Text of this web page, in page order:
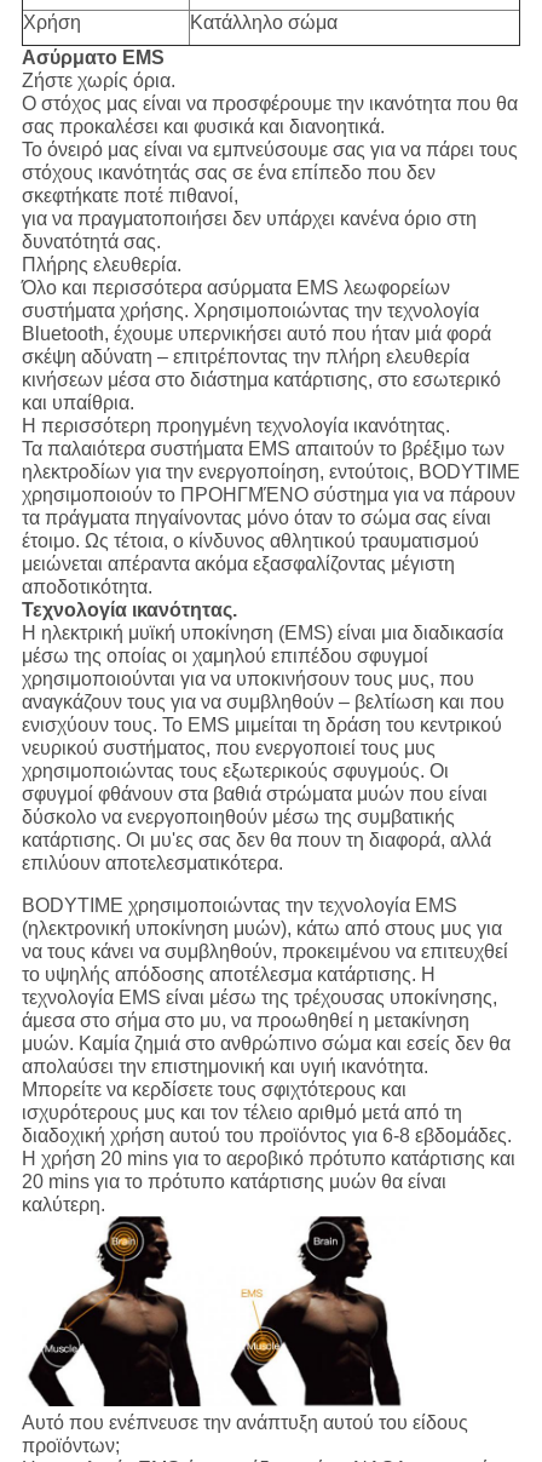
Χρήση
Κατάλληλο σώμα
Ασύρματο EMS
Ζήστε χωρίς όρια.
Ο στόχος μας είναι να προσφέρουμε την ικανότητα που θα
σας προκαλέσει και φυσικά και διανοητικά.
Το όνειρό μας είναι να εμπνεύσουμε σας για να πάρει τους
στόχους ικανότητάς σας σε ένα επίπεδο που δεν
σκεφτήκατε ποτέ πιθανοί,
για να πραγματοποιήσει δεν υπάρχει κανένα όριο στη
δυνατότητά σας.
Πλήρης ελευθερία.
Όλο και περισσότερα ασύρματα EMS λεωφορείων
συστήματα χρήσης. Χρησιμοποιώντας την τεχνολογία
Bluetooth, έχουμε υπερνικήσει αυτό που ήταν μιά φορά
σκέψη αδύνατη – επιτρέποντας την πλήρη ελευθερία
κινήσεων μέσα στο διάστημα κατάρτισης, στο εσωτερικό
και υπαίθρια.
Η περισσότερη προηγμένη τεχνολογία ικανότητας.
Τα παλαιότερα συστήματα EMS απαιτούν το βρέξιμο των
ηλεκτροδίων για την ενεργοποίηση, εντούτοις, BODYTIME
χρησιμοποιούν το ΠΡΟΗΓΜΈΝΟ σύστημα για να πάρουν
τα πράγματα πηγαίνοντας μόνο όταν το σώμα σας είναι
έτοιμο. Ως τέτοια, ο κίνδυνος αθλητικού τραυματισμού
μειώνεται απέραντα ακόμα εξασφαλίζοντας μέγιστη
αποδοτικότητα.
Τεχνολογία ικανότητας.
Η ηλεκτρική μυϊκή υποκίνηση (EMS) είναι μια διαδικασία
μέσω της οποίας οι χαμηλού επιπέδου σφυγμοί
χρησιμοποιούνται για να υποκινήσουν τους μυς, που
αναγκάζουν τους για να συμβληθούν – βελτίωση και που
ενισχύουν τους. Το EMS μιμείται τη δράση του κεντρικού
νευρικού συστήματος, που ενεργοποιεί τους μυς
χρησιμοποιώντας τους εξωτερικούς σφυγμούς. Οι
σφυγμοί φθάνουν στα βαθιά στρώματα μυών που είναι
δύσκολο να ενεργοποιηθούν μέσω της συμβατικής
κατάρτισης. Οι μυ'ες σας δεν θα πουν τη διαφορά, αλλά
επιλύουν αποτελεσματικότερα.
BODYTIME χρησιμοποιώντας την τεχνολογία EMS
(ηλεκτρονική υποκίνηση μυών), κάτω από στους μυς για
να τους κάνει να συμβληθούν, προκειμένου να επιτευχθεί
το υψηλής απόδοσης αποτέλεσμα κατάρτισης. Η
τεχνολογία EMS είναι μέσω της τρέχουσας υποκίνησης,
άμεσα στο σήμα στο μυ, να προωθηθεί η μετακίνηση
μυών. Καμία ζημιά στο ανθρώπινο σώμα και εσείς δεν θα
απολαύσει την επιστημονική και υγιή ικανότητα.
Μπορείτε να κερδίσετε τους σφιχτότερους και
ισχυρότερους μυς και τον τέλειο αριθμό μετά από τη
διαδοχική χρήση αυτού του προϊόντος για 6-8 εβδομάδες.
Η χρήση 20 mins για το αεροβικό πρότυπο κατάρτισης και
20 mins για το πρότυπο κατάρτισης μυών θα είναι
καλύτερη.
Αυτό που ενέπνευσε την ανάπτυξη αυτού του είδους
προϊόντων;